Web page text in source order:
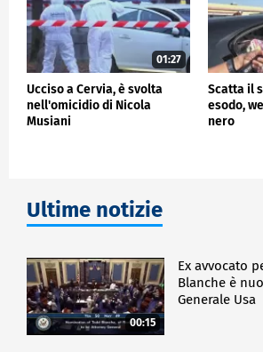
01:27
Ucciso a Cervia, è svolta
nell'omicidio di Nicola
Musiani
Scatta il
esodo,
nero
Ultime notizie
00:15
Ex avvocato
Blanche è
Generale Usa